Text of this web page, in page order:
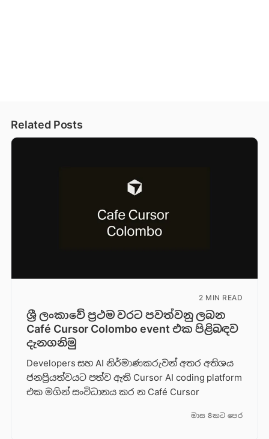
Related Posts
2 MIN READ
ශ්‍රී ලංකාවේ ප්‍රථම වරට පවත්වනු ලබන
Café Cursor Colombo event එක පිළිබඳව
දැනගනිමු
Developers සහ AI නිර්මාණකරුවන් අතර අතිශය
ජනප්‍රියත්වයට පත්ව ඇති Cursor AI coding platform
එක මගින් සංවිධානය කර න Café Cursor
මාස 8කට පෙර